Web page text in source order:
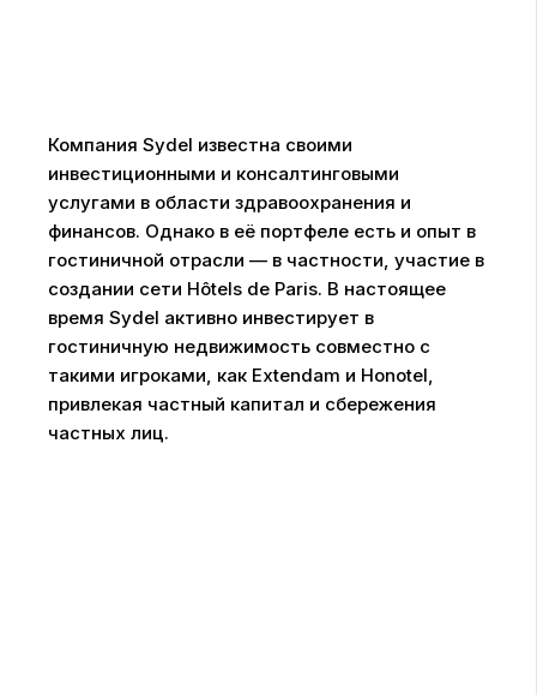
Компания Sydel известна своими
инвестиционными и консалтинговыми
услугами в области здравоохранения и
финансов. Однако в её портфеле есть и опыт в
гостиничной отрасли — в частности, участие в
создании сети Hôtels de Paris. В настоящее
время Sydel активно инвестирует в
гостиничную недвижимость совместно с
такими игроками, как Extendam и Honotel,
привлекая частный капитал и сбережения
частных лиц.